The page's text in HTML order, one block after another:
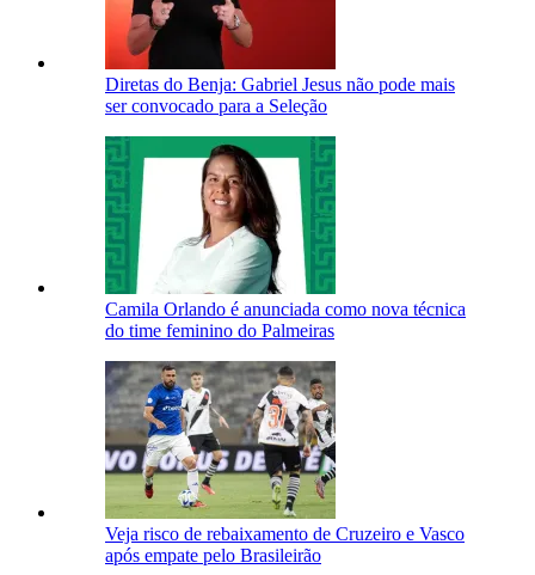
Diretas do Benja: Gabriel Jesus não pode mais
ser convocado para a Seleção
Camila Orlando é anunciada como nova técnica
do time feminino do Palmeiras
Veja risco de rebaixamento de Cruzeiro e Vasco
após empate pelo Brasileirão